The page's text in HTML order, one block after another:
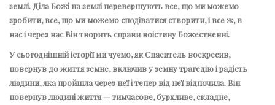
землі. Діла Божі на землі перевершують все, що ми можемо
зробити, все, що ми можемо сподіватися створити, і все ж, в
нас і через нас Він творить справи воістину Божественні.
У сьогоднішній історії ми чуємо, як Спаситель воскресив,
повернув до життя земне, включив у земну трагедію і радість
людини, яка пройшла через неї і тепер від неї відпочила. Він
повернув людині життя — тимчасове, бурхливе, складне,